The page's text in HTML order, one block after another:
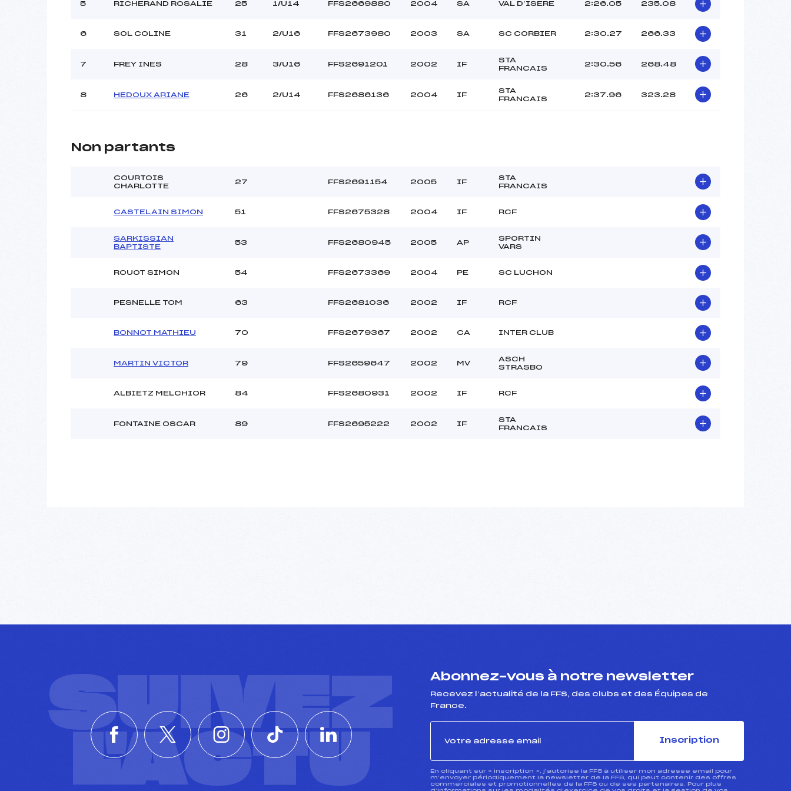
Pénalité appliquée :
133.5600
5 RICHERAND ROSALIE 25 1/U14 FFS2669880 2004 SA VAL D’ISERE 2:26.05 235.08
6 SOL COLINE 31 2/U16 FFS2673980 2003 SA SC CORBIER 2:30.27 266.33
7 FREY INES 28 3/U16 FFS2691201 2002 IF
STA
FRANCAIS
2:30.56 268.48
8 HEDOUX ARIANE 26 2/U14 FFS2686136 2004 IF
STA
FRANCAIS
2:37.96 323.28
Non partants
COURTOIS
CHARLOTTE
27 FFS2691154 2005 IF
STA
FRANCAIS
CASTELAIN SIMON 51 FFS2675328 2004 IF RCF
SARKISSIAN
BAPTISTE
53 FFS2680945 2005 AP
SPORTIN
VARS
ROUOT SIMON 54 FFS2673369 2004 PE SC LUCHON
PESNELLE TOM 63 FFS2681036 2002 IF RCF
BONNOT MATHIEU 70 FFS2679367 2002 CA INTER CLUB
MARTIN VICTOR 79 FFS2659647 2002 MV
ASCH
STRASBO
ALBIETZ MELCHIOR 84 FFS2680931 2002 IF RCF
FONTAINE OSCAR 89 FFS2695222 2002 IF
STA
FRANCAIS
SUIVEZ
L'ACTU
Abonnez-vous à notre newsletter
Recevez l’actualité de la FFS, des clubs et des Équipes de
France.
Inscription
En cliquant sur « inscription », j’autorise la FFS à utiliser mon adresse email pour
m’envoyer périodiquement la newsletter de la FFS, qui peut contenir des offres
commerciales et promotionnelles de la FFS ou de ses partenaires. Pour plus